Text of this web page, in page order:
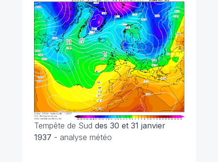
Tempête de Sud des 30 et 31 janvier
1937 - analyse météo